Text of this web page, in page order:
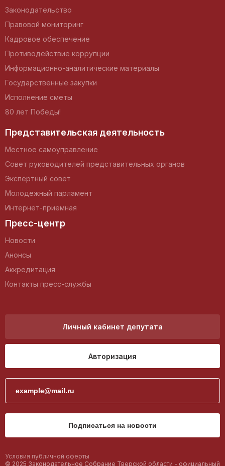
Законодательство
Правовой мониторинг
Кадровое обеспечение
Противодействие коррупции
Информационно-аналитические материалы
Государственные закупки
Исполнение сметы
80 лет Победы!
Представительская деятельность
Местное самоуправление
Совет руководителей представительных органов
Экспертный совет
Молодежный парламент
Интернет-приемная
Пресс-центр
Новости
Анонсы
Аккредитация
Контакты пресс-службы
Личный кабинет депутата
Авторизация
Подписаться на новости
© 2025 Законодательное Собрание Тверской области - официальный
Условия публичной оферты